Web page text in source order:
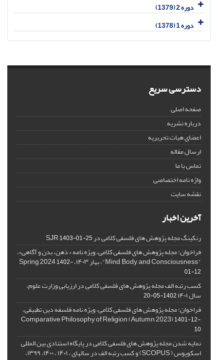
دوره 2 (1379)
دوره 1 (1378)
دسترسی سریع
صفحه اصلی
درباره نشریه
اعضای هیات تحریریه
ارسال مقاله
تماس با ما
واژه نامه اختصاصی
نقشه سایت
آخرین اخبار
رنکینگ مجله پژوهش های فلسفی کلامی در SJR1403-01-25
فراخوان: مجله پژوهش های فلسفی کلامی، ویژه نامه « ذهن، بدن و آگاهی»،
"Mind, Body, and Consciousness"، بهار ۱۴۰۳، Spring 2024
1402-
01-12
کسب رتبه الف مجله پژوهش های فلسفی کلامی در ارزیابی وزارت علوم،
سال ۱۴۰۱ 1402-05-20
فراخوان: مجله پژوهش های فلسفی کلامی، ویژه نامه فلسفه دین تطبیقی،
,Comparative Philosophy of Religion (Autumn 2023)
1401-12-
10
نمایه شدن مجله پژوهش های فلسفی کلامی در پایگاه استنادی بین المللی
اسکوپوس ( SCOPUS) و کسب رتبه الف در سالهای ، ۱۴۰۱ ، ۱۴۰۰، ۱۳۹۹،